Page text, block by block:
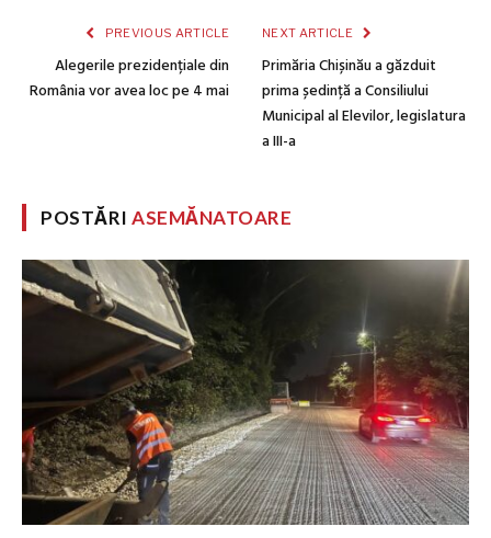
PREVIOUS ARTICLE
Alegerile prezidențiale din
România vor avea loc pe 4 mai
NEXT ARTICLE
Primăria Chișinău a găzduit
prima ședință a Consiliului
Municipal al Elevilor, legislatura
a III-a
POSTĂRIASEMĂNATOARE